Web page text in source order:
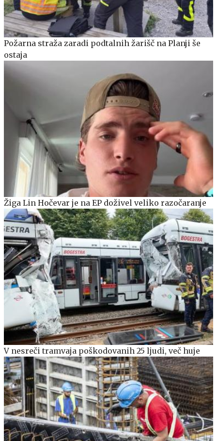
Požarna straža zaradi podtalnih žarišč na Planji še
ostaja
Žiga Lin Hočevar je na EP doživel veliko razočaranje
V nesreči tramvaja poškodovanih 25 ljudi, več huje